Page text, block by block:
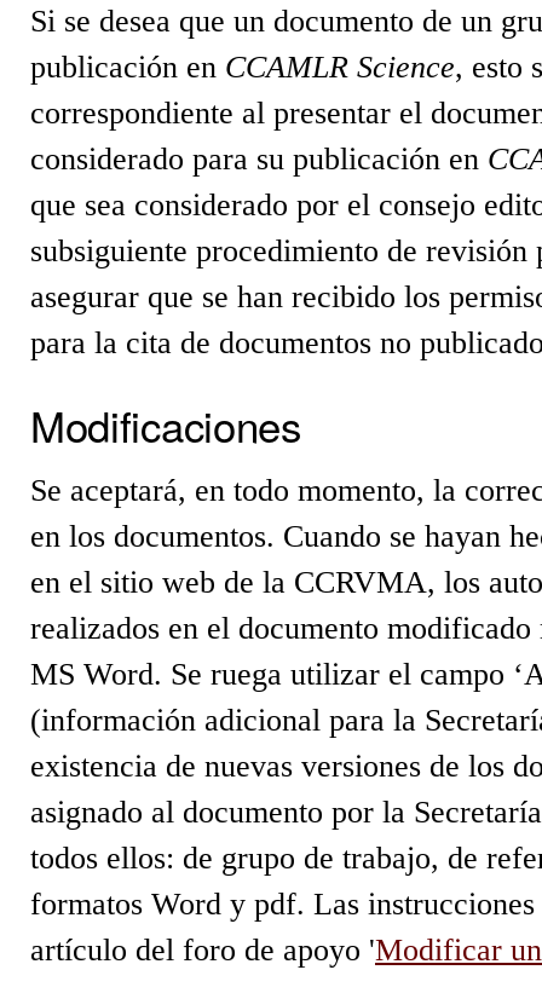
Si se desea que un documento de un
publicación en CCAMLR Science, esto
correspondiente al presentar el
considerado para su publicación en
que sea considerado por el consejo
subsiguiente procedimiento de revisión
asegurar que se han recibido los
para la cita de documentos no
Modificaciones
Se aceptará, en todo momento, la
en los documentos. Cuando se hayan
en el sitio web de la CCRVMA, los
realizados en el documento
MS Word. Se ruega utilizar el campo
(información adicional para la
existencia de nuevas versiones de los
asignado al documento por la
todos ellos: de grupo de trabajo, de
formatos Word y pdf. Las
artículo del foro de apoyo 'Modificar